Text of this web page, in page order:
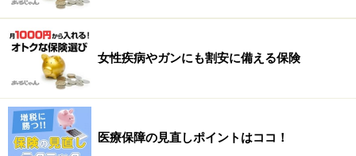
就職先が見つからず、独立・起業のような形になった場
合は、死亡保障や医療保障の上乗せが必要です。しか
し、収入は不安定でしょうから、とりあえず、万が一の
時に残された家族に経済的ダメージの大きい死亡保障を
上乗せします。定期保険で2000万円程度でいいでしょ
う。医療保障は余裕ができたら上乗せを考えて。もし、
会社に就職することになったら、この保障は解約して構
女性疾病やガンにも割安に備える保険
医療保障の見直しポイントはココ！